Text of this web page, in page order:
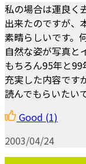
私の場合は運良く
出来たのですが、
素晴らしいです。
自然な姿が写真と
もちろん95年と
充実した内容です
読んでもらいたいで
Good (1)
2003/04/24